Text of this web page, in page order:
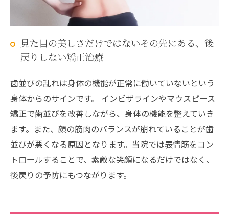
見た目の美しさだけではないその先にある、後
戻りしない矯正治療
歯並びの乱れは身体の機能が正常に働いていないという
身体からのサインです。 インビザラインやマウスピース
矯正で歯並びを改善しながら、身体の機能を整えていき
ます。また、顔の筋肉のバランスが崩れていることが歯
並びが悪くなる原因となります。当院では表情筋をコン
トロールすることで、素敵な笑顔になるだけではなく、
後戻りの予防にもつながります。